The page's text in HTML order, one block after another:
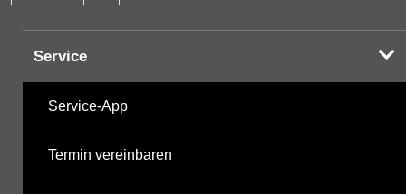
Service
Service-App
Termin vereinbaren